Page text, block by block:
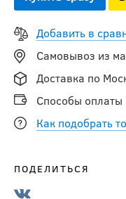
Добавить в
Самовывоз из
Доставка по
Способы оплаты
Как подобрать
ПОДЕЛИТЬСЯ